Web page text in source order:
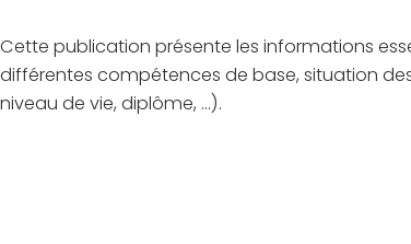
Cette publication présente les informations
différentes compétences de base, situation
niveau de vie, diplôme, …).